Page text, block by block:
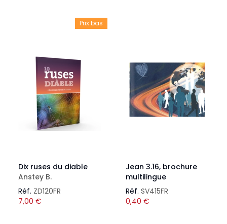
Prix bas
Dix ruses du diable
Anstey B.
Réf. ZD120FR
7,00 €
Jean 3.16, brochure
multilingue
Réf. SV415FR
0,40 €